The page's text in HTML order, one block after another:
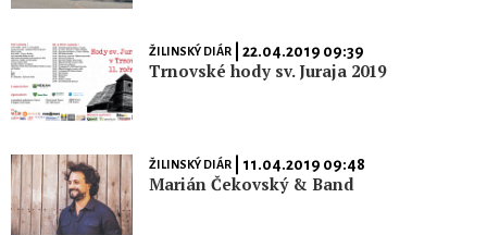
ŽILINSKÝ DIÁR| 22.04.2019 09:39
Trnovské hody sv. Juraja 2019
ŽILINSKÝ DIÁR| 11.04.2019 09:48
Marián Čekovský & Band